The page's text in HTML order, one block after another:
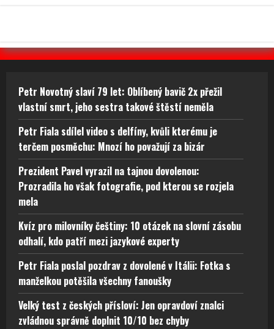
Petr Novotný slaví 79 let: Oblíbený bavič 2x přežil
vlastní smrt, jeho sestra takové štěstí neměla
Petr Fiala sdílel video s delfíny, kvůli kterému je
terčem posměchu: Mnozí ho považují za bizár
Prezident Pavel vyrazil na tajnou dovolenou:
Prozradila ho však fotografie, pod kterou se rozjela
mela
Kvíz pro milovníky češtiny: 10 otázek na slovní zásobu
odhalí, kdo patří mezi jazykové experty
Petr Fiala poslal pozdrav z dovolené v Itálii: Fotka s
manželkou potěšila všechny fanoušky
Velký test z českých přísloví: Jen opravdoví znalci
zvládnou správně doplnit 10/10 bez chyby